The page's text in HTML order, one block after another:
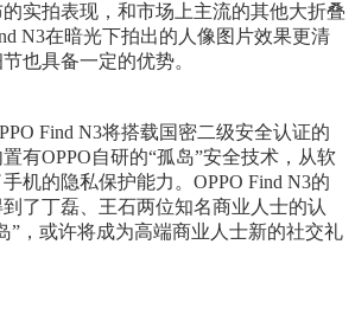
实拍表现，和市场上主流的其他大折叠
N3在暗光下拍出的人像图片效果更清
也具备一定的优势。
Find N3将搭载国密二级安全认证的
有OPPO自研的“孤岛”安全技术，从软
机的隐私保护能力。OPPO Find N3的
了丁磊、王石两位知名商业人士的认
”，或许将成为高端商业人士新的社交礼